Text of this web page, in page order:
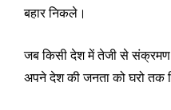
बहार निकले।
जब किसी देश में तेजी से संक्रमण
अपने देश की जनता को घरो तक